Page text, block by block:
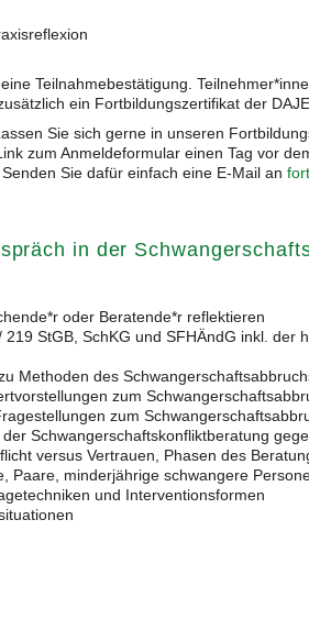
Teilnahmebestätigung.
ein Fortbildungszertifikat der
Sie sich gerne in unseren
zum Anmeldeformular einen Tag vor
Sie dafür einfach eine E-Mail an
in der
oder Beratende*r reflektieren
StGB, SchKG und SFHÄndG inkl. der
Methoden des
zum
zum
Schwangerschaftskonfliktberatung
versus Vertrauen, Phasen des
Paare, minderjährige schwangere
und Interventionsformen